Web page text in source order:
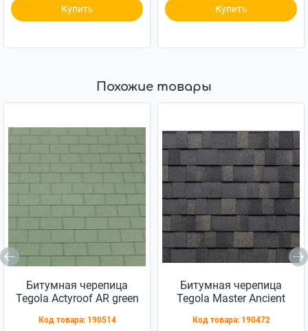
Купить Купить
Похожие товары
Битумная черепица
Tegola Actyroof AR green
Код товара: 190514
Битумная черепица
Tegola Master Ancient
Код товара: 190472